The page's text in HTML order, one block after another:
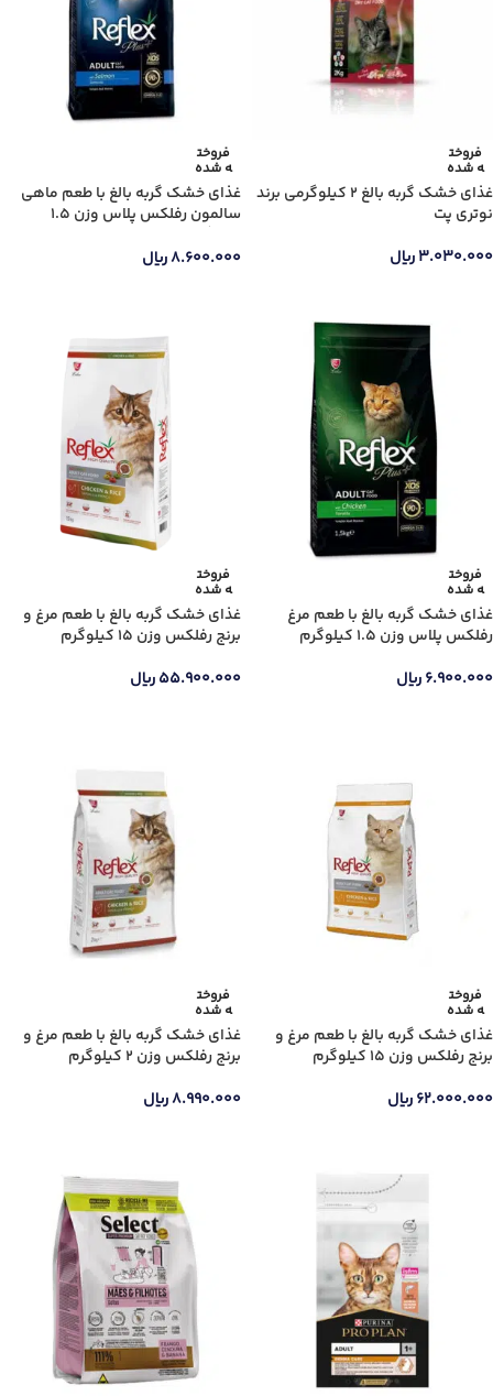
فروخت
ه شده
غذای خشک گربه بالغ ۲ کیلوگرمی برند
نوتری پت
۳.۰۳۰.۰۰۰ریال
فروخت
ه شده
غذای خشک گربه بالغ با طعم ماهی
سالمون رفلکس پلاس وزن 1.5
کیلوگرم
۸.۶۰۰.۰۰۰ریال
فروخت
ه شده
غذای خشک گربه بالغ با طعم مرغ
رفلکس پلاس وزن 1.5 کیلوگرم
۶.۹۰۰.۰۰۰ریال
فروخت
ه شده
غذای خشک گربه بالغ با طعم مرغ و
برنج رفلکس وزن 15 کیلوگرم
۵۵.۹۰۰.۰۰۰ریال
فروخت
ه شده
غذای خشک گربه بالغ با طعم مرغ و
برنج رفلکس وزن 15 کیلوگرم
۶۲.۰۰۰.۰۰۰ریال
فروخت
ه شده
غذای خشک گربه بالغ با طعم مرغ و
برنج رفلکس وزن 2 کیلوگرم
۸.۹۹۰.۰۰۰ریال